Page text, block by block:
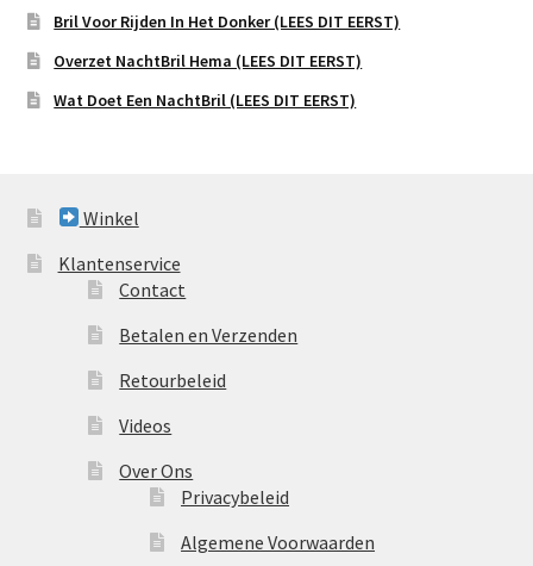
Bril Voor Rijden In Het Donker (LEES DIT EERST)
Overzet NachtBril Hema (LEES DIT EERST)
Wat Doet Een NachtBril (LEES DIT EERST)
Winkel
Klantenservice
Contact
Betalen en Verzenden
Retourbeleid
Videos
Over Ons
Privacybeleid
Algemene Voorwaarden